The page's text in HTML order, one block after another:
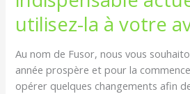
utilisez-la à votre
Au nom de Fusor, nous vous
année prospère et pour la
opérer quelques changements afin
UTILISEZ-
À
VOTRE